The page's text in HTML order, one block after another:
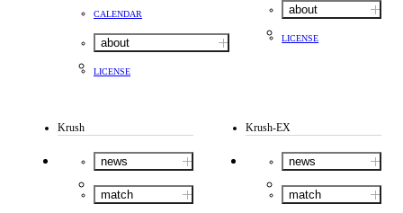
CALENDAR
about
LICENSE
about
LICENSE
Krush
news
match
Krush-EX
news
match